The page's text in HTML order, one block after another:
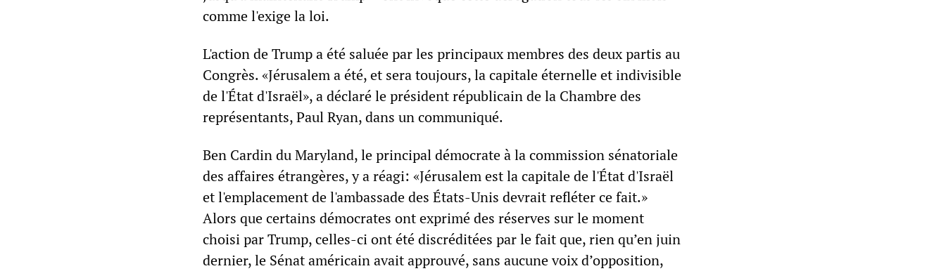
comme l'exige la loi.
L'action de Trump a été saluée par les principaux membres des deux partis au
Congrès. «Jérusalem a été, et sera toujours, la capitale éternelle et indivisible
de l'État d'Israël», a déclaré le président républicain de la Chambre des
représentants, Paul Ryan, dans un communiqué.
Ben Cardin du Maryland, le principal démocrate à la commission sénatoriale
des affaires étrangères, y a réagi: «Jérusalem est la capitale de l'État d'Israël
et l'emplacement de l'ambassade des États-Unis devrait refléter ce fait.»
Alors que certains démocrates ont exprimé des réserves sur le moment
choisi par Trump, celles-ci ont été discréditées par le fait que, rien qu’en juin
dernier, le Sénat américain avait approuvé, sans aucune voix d’opposition,